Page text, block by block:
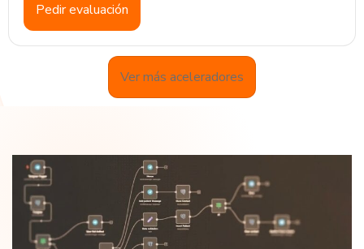
Pedir evaluación
Ver más aceleradores